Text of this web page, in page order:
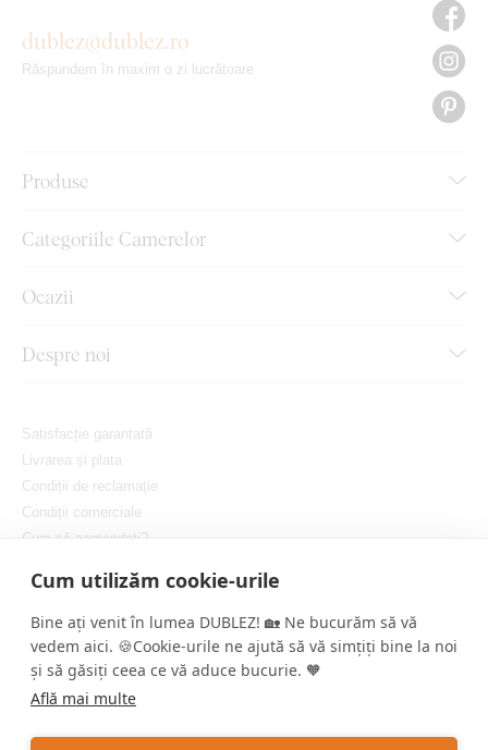
Cum utilizăm cookie-urile
Bine ați venit în lumea DUBLEZ! 🏡 Ne bucurăm să vă
vedem aici. 🍪Cookie-urile ne ajută să vă simțiți bine la noi
și să găsiți ceea ce vă aduce bucurie. 🧡
Află mai multe
Produse
Categoriile Camerelor
Ocazii
Despre noi
dublez@dublez.ro
Răspundem în maxim o zi lucrătoare
Satisfacție garantată
Livrarea și plata
Condiții de reclamație
Condiții comerciale
Cum să comandați?
Setați cookie-urile
Copyright © DUBLEZ 2026 | Toate drepturile rezervate